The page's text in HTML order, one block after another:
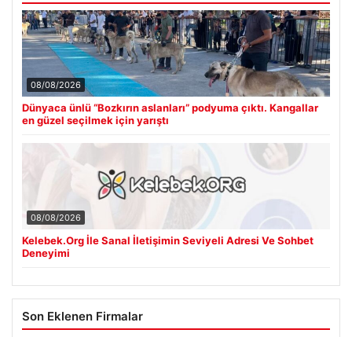
08/08/2026
Dünyaca ünlü “Bozkırın aslanları” podyuma çıktı. Kangallar
en güzel seçilmek için yarıştı
08/08/2026
Kelebek.Org İle Sanal İletişimin Seviyeli Adresi Ve Sohbet
Deneyimi
Son Eklenen Firmalar